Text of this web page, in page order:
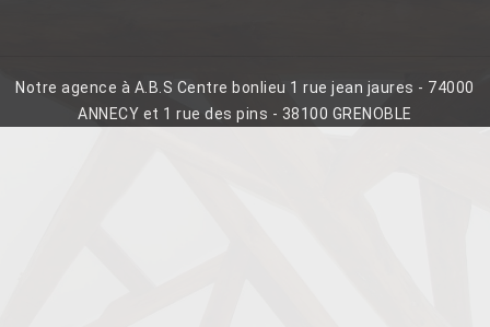
Notre agence à A.B.S Centre bonlieu 1 rue jean jaures - 74000
ANNECY et 1 rue des pins - 38100 GRENOBLE